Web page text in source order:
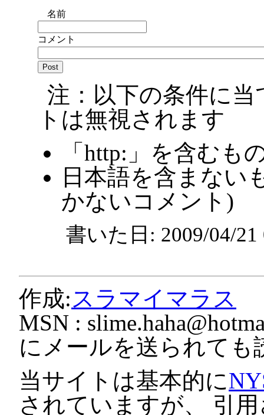
名前
コメント
注：以下の条件に
トは無視されます
「http:」を含むも
日本語を含まない
かないコメント)
書いた日: 2009/04/
作成:スラマイマラス
MSN :
にメールを送られても
当サイトは基本的に
されていますが、 引